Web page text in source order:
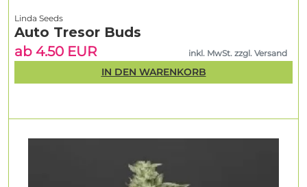
Linda Seeds
Auto Tresor Buds
ab 4.50 EUR
inkl. MwSt. zzgl. Versand
IN DEN WARENKORB